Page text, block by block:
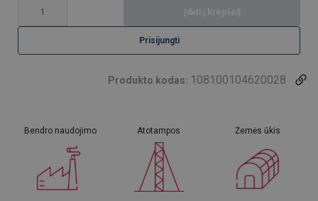
Įdėti į krepšelį
Prisijungti
Produkto kodas: 108100104620028
Bendro naudojimo Atotampos Žemės ūkis